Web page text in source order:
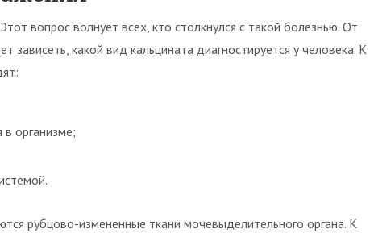
вопрос волнует всех, кто столкнулся с такой болезнью. От
зависеть, какой вид кальцината диагностируется у человека. К
в организме;
рубцово-измененные ткани мочевыделительного органа. К